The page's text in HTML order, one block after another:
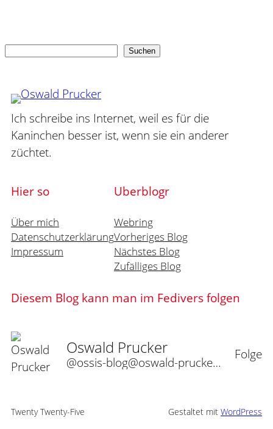
Suchen
Ich schreibe ins Internet, weil es für die
Kaninchen besser ist, wenn sie ein anderer
züchtet.
Hier so
Über mich
Datenschutzerklärung
Impressum
Uberblogr
Webring
Vorheriges Blog
Nächstes Blog
Zufälliges Blog
Diesem Blog kann man im Fedivers folgen
Oswald Prucker
@ossis-blog@oswald-prucker.de
Folge
Twenty Twenty-Five Gestaltet mit WordPress